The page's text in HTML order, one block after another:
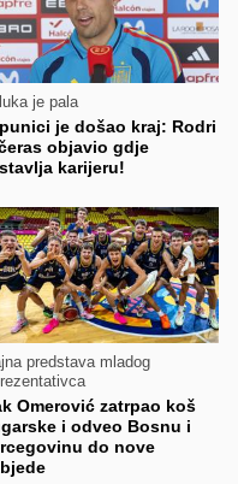
je pala
je došao kraj: Rodri
objavio gdje
karijeru!
predstava mladog
Omerović zatrpao koš
i odveo Bosnu i
do nove